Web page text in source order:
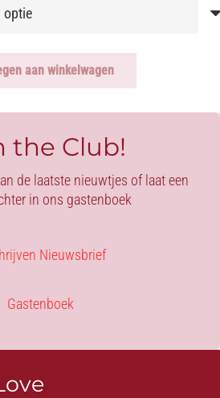
aan winkelwagen
the Club!
de laatste nieuwtjes of laat een
in ons gastenboek
Nieuwsbrief
Gastenboek